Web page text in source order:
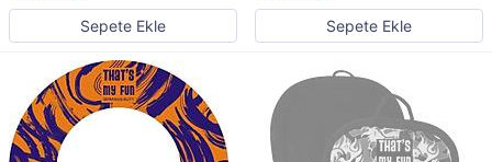
Sepete Ekle Sepete Ekle